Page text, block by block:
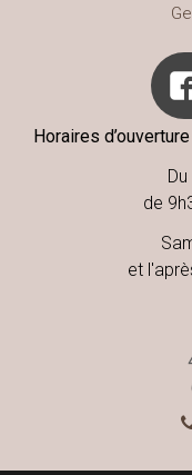
Horaires
de
et